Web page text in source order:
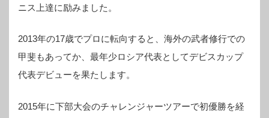
ニス上達に励みました。
2013年の17歳でプロに転向すると、海外の武者修行での
甲斐もあってか、最年少ロシア代表としてデビスカップ
代表デビューを果たします。
2015年に下部大会のチャレンジャーツアーで初優勝を経